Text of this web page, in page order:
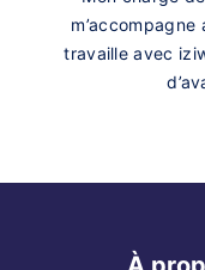
m’accompagne
travaille avec